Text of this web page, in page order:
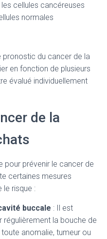
cellules cancéreuses
normales
pronostic du cancer de la
en fonction de plusieurs
évalué individuellement
de la
pour prévenir le cancer de
certaines mesures
le risque :
buccale : Il est
régulièrement la bouche de
anomalie, tumeur ou